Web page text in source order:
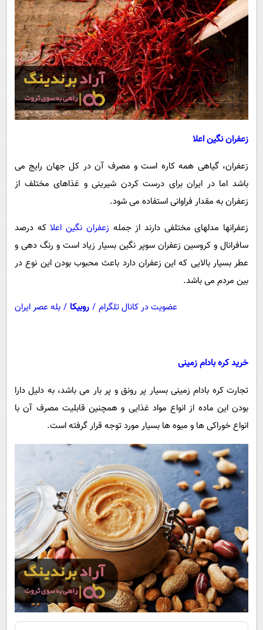
سیاست
سرگرمی
فناوری
گوناگون
حوادث
فرهنگی
بین الملل
حیات وحش
داستان کوتاه
پیامک
روانشناسی
آشپزی
دانلود
زعفران نگین اعلا
زعفران، گیاهی همه ‌کاره است و مصرف آن در کل جهان رایج می
باشد اما در ایران برای درست کردن شیرینی و غذاهای مختلف از
زعفران به مقدار فراوانی استفاده می ‌شود.
زعفرانها مدلهای مختلفی دارند از جمله زعفران نگین اعلا که درصد
سافرانال و کروسین زعفران سوپر نگین بسیار زیاد است و رنگ دهی و
عطر بسیار بالایی که این زعفران دارد باعث محبوب بودن این نوع در
بین مردم می ‌باشد.
عضویت در کانال تلگرام / روبیکا / بله عصر ایران
خرید کره بادام زمینی
تجارت کره بادام زمینی بسیار پر رونق و پر بار می باشد، به دلیل دارا
بودن این ماده از انواع مواد غذایی و همچنین قابلیت مصرف آن با
انواع خوراکی ها و میوه ها بسیار مورد توجه قرار گرفته است.